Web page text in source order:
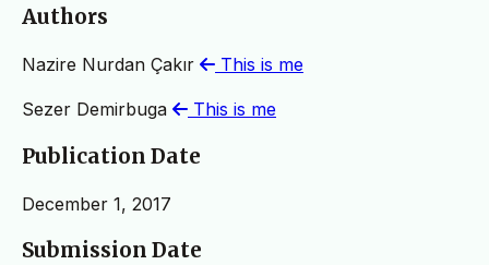
Authors
Nazire Nurdan Çakır This is me
Sezer Demirbuga This is me
Publication Date
December 1, 2017
Submission Date